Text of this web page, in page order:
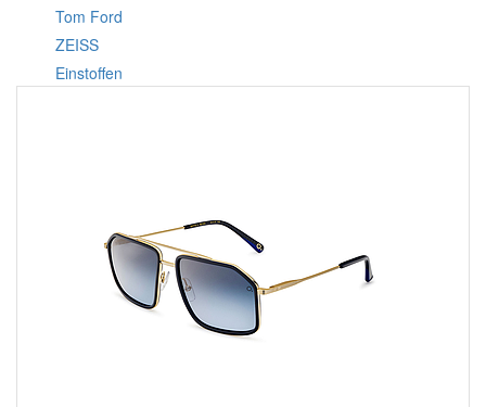
Tom Ford
ZEISS
Einstoffen